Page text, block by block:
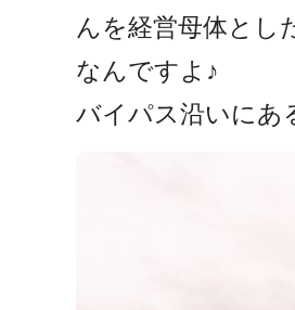
んを経営母体とし
なんですよ♪
バイパス沿いにあ